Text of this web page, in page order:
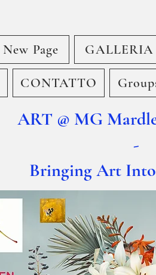
New Page
CONTATTO
ART @ MG
-
Bringing Art